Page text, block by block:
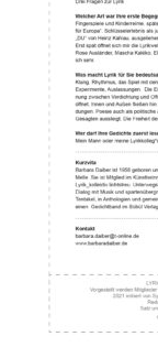
Andenken
Leipziger
Mitglied